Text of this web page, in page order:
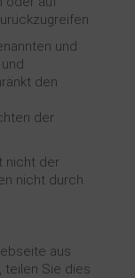
und
den
der
nicht der
nicht durch
aus
teilen Sie dies